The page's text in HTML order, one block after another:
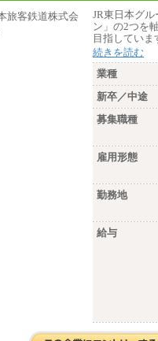
JR東日本グ
ン」の2つを
目指していま
続きを読む
業種
新卒／中途
募集職種
雇用形態
勤務地
給与